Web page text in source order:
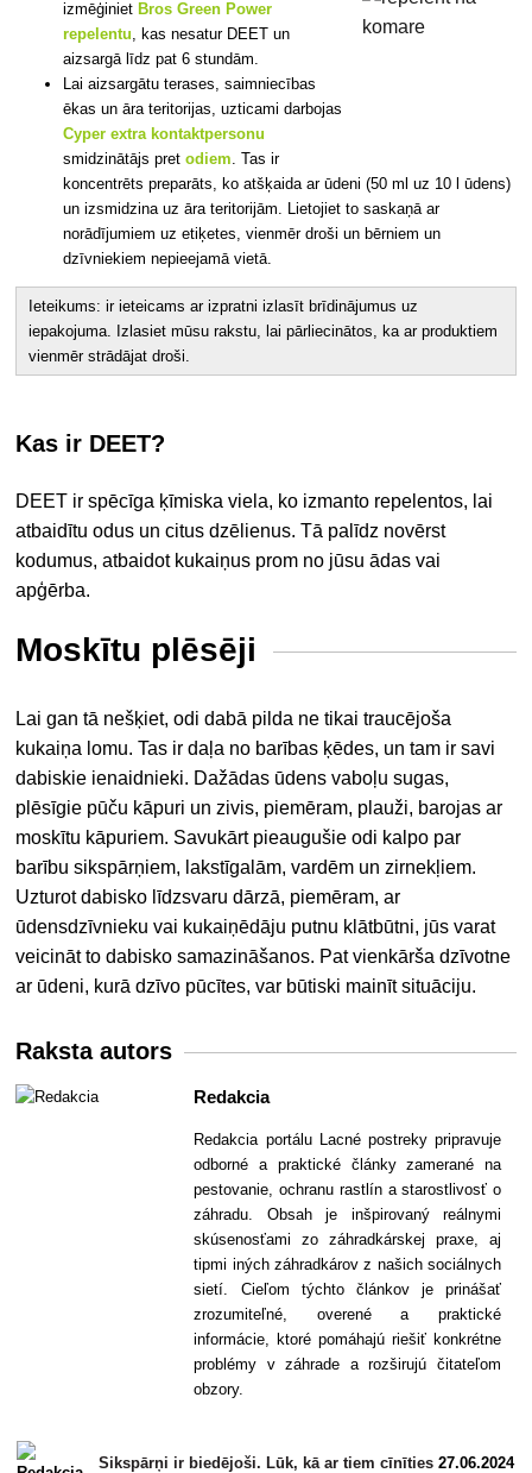
izmēģinietBros Green Power
repelentu , kas nesatur DEET un
aizsargā līdz pat 6 stundām.
Lai aizsargātu terases, saimniecības
ēkas un āra teritorijas, uzticami darbojas
Cyper extra kontaktpersonu
smidzinātājs pretodiem . Tas ir
koncentrēts preparāts, ko atšķaida ar ūdeni (50 ml uz 10 l ūdens)
un izsmidzina uz āra teritorijām. Lietojiet to saskaņā ar
norādījumiem uz etiķetes, vienmēr droši un bērniem un
dzīvniekiem nepieejamā vietā.
Ieteikums: ir ieteicams ar izpratni izlasīt brīdinājumus uz
iepakojuma. Izlasiet mūsu rakstu, lai pārliecinātos, ka ar produktiem
vienmēr strādājat droši.
Kas ir DEET?
DEET ir spēcīga ķīmiska viela, ko izmanto repelentos, lai
atbaidītu odus un citus dzēlienus. Tā palīdz novērst
kodumus, atbaidot kukaiņus prom no jūsu ādas vai
apģērba.
Moskītu plēsēji
Lai gan tā nešķiet, odi dabā pilda ne tikai traucējoša
kukaiņa lomu. Tas ir daļa no barības ķēdes, un tam ir savi
dabiskie ienaidnieki. Dažādas ūdens vaboļu sugas,
plēsīgie pūču kāpuri un zivis, piemēram, plauži, barojas ar
moskītu kāpuriem. Savukārt pieaugušie odi kalpo par
barību sikspārņiem, lakstīgalām, vardēm un zirnekļiem.
Uzturot dabisko līdzsvaru dārzā, piemēram, ar
ūdensdzīvnieku vai kukaiņēdāju putnu klātbūtni, jūs varat
veicināt to dabisko samazināšanos. Pat vienkārša dzīvotne
ar ūdeni, kurā dzīvo pūcītes, var būtiski mainīt situāciju.
Raksta autors
Redakcia
Redakcia portálu Lacné postreky pripravuje
odborné a praktické články zamerané na
pestovanie, ochranu rastlín a starostlivosť o
záhradu. Obsah je inšpirovaný reálnymi
skúsenosťami zo záhradkárskej praxe, aj
tipmi iných záhradkárov z našich sociálnych
sietí. Cieľom týchto článkov je prinášať
zrozumiteľné, overené a praktické
informácie, ktoré pomáhajú riešiť konkrétne
problémy v záhrade a rozširujú čitateľom
obzory.
Sikspārņi ir biedējoši. Lūk, kā ar tiem cīnīties 27.06.2024